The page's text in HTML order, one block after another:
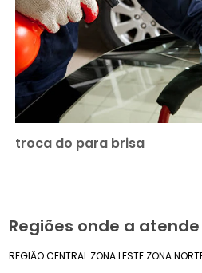
troca do para brisa
Regiões onde a atende
REGIÃO CENTRAL ZONA LESTE ZONA